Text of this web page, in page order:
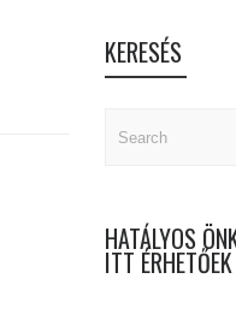
KERESÉS
HATÁLYOS
ITT